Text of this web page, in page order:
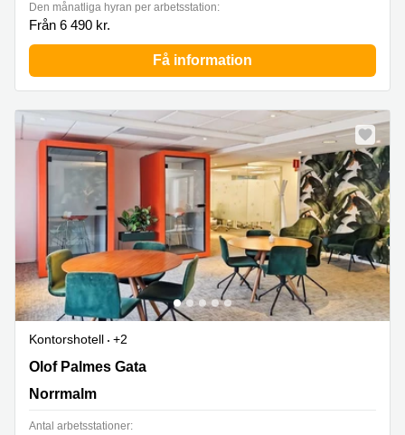
Den månatliga hyran per arbetsstation:
Från 6 490 kr.
Få information
Kontorshotell
+2
Olof Palmes Gata 29,4:e våningen, Norrmalm
Olof Palmes Gata
Norrmalm
Antal arbetsstationer: